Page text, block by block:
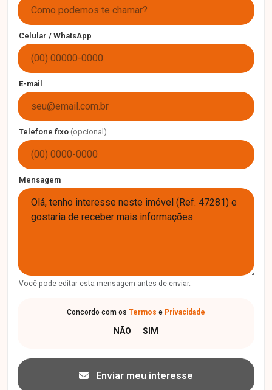
Celular / WhatsApp
E-mail
Telefone fixo (opcional)
Mensagem
Você pode editar esta mensagem antes de enviar.
Concordo com os Termos e Privacidade
Enviar meu interesse